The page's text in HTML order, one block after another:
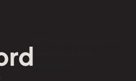
liefhebbers.